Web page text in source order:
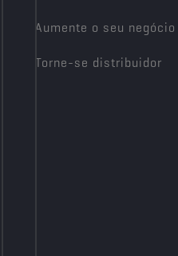
Aumente o seu negócio
Torne-se distribuidor